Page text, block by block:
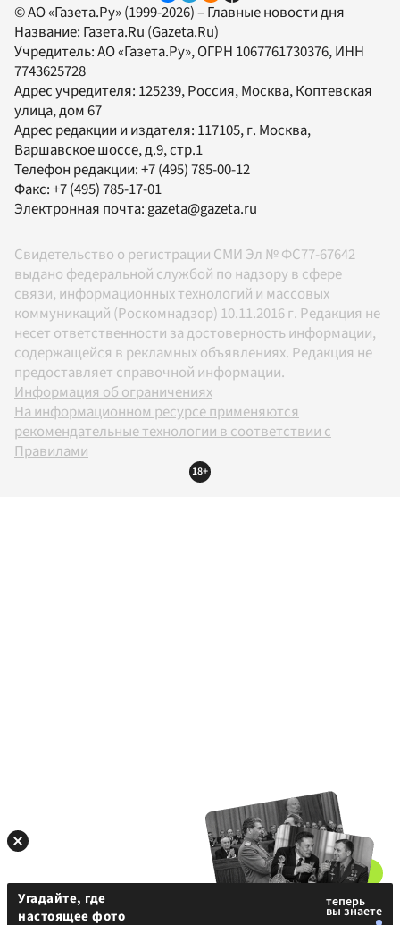
© АО «Газета.Ру» (1999-2026) – Главные новости дня
Название: Газета.Ru (Gazeta.Ru)
Учредитель:АО «Газета.Ру», ОГРН 1067761730376, ИНН
7743625728
Адрес учредителя: 125239, Россия, Москва, Коптевская
улица, дом 67
Адрес редакции и издателя: 117105, г. Москва,
Варшавское шоссе, д.9, стр.1
Телефон редакции:+7 (495) 785-00-12
Факс:+7 (495) 785-17-01
Электронная почта:gazeta@gazeta.ru
Свидетельство о регистрации СМИ Эл № ФС77-67642
выдано федеральной службой по надзору в сфере
связи, информационных технологий и массовых
коммуникаций (Роскомнадзор) 10.11.2016 г. Редакция не
несет ответственности за достоверность информации,
содержащейся в рекламных объявлениях. Редакция не
предоставляет справочной информации.
Информация об ограничениях
На информационном ресурсе применяются
рекомендательные технологии в соответствии с
Правилами
18+
Угадайте, где
настоящее фото